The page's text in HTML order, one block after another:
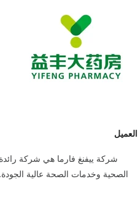
العميل
شركة ييفنغ فارما هي شركة
الصحية وخدمات الصحة عالية